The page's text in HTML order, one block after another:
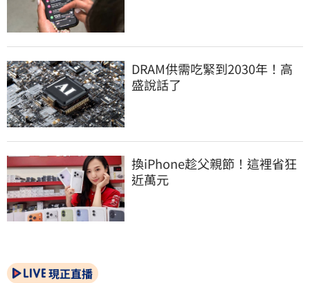
DRAM供需吃緊到2030年！高
盛說話了
換iPhone趁父親節！這裡省狂
近萬元
現正直播